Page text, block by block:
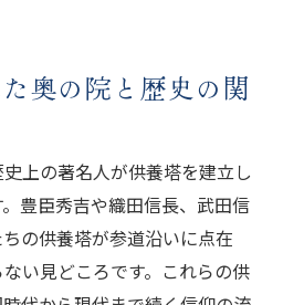
奥の院と歴史の関
上の著名人が供養塔を建立し
豊臣秀吉や織田信長、武田信
の供養塔が参道沿いに点在
い見どころです。これらの供